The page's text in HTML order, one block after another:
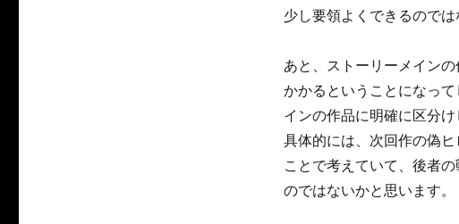
少し要領よくできるのでは
あと、ストーリーメイン
かかるということになっ
インの作品に明確に区分
具体的には、次回作の偽
ことで考えていて、後者
のではないかと思います。